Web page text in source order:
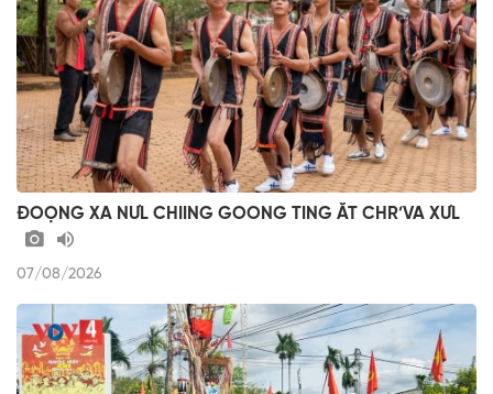
ĐOỌNG XA NƯL CHIING GOONG TING ĂT CHR’VA XƯL
07/08/2026